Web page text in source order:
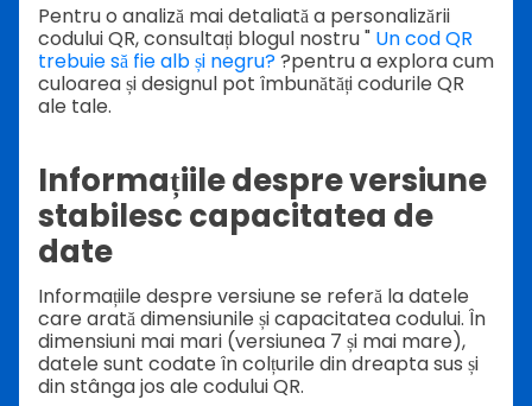
Pentru o analiză mai detaliată a personalizării
codului QR, consultați blogul nostru " Un cod QR
trebuie să fie alb și negru??pentru a explora cum
culoarea și designul pot îmbunătăți codurile QR
ale tale.
Informațiile despre versiune
stabilesc capacitatea de
date
Informațiile despre versiune se referă la datele
care arată dimensiunile și capacitatea codului. În
dimensiuni mai mari (versiunea 7 și mai mare),
datele sunt codate în colțurile din dreapta sus și
din stânga jos ale codului QR.